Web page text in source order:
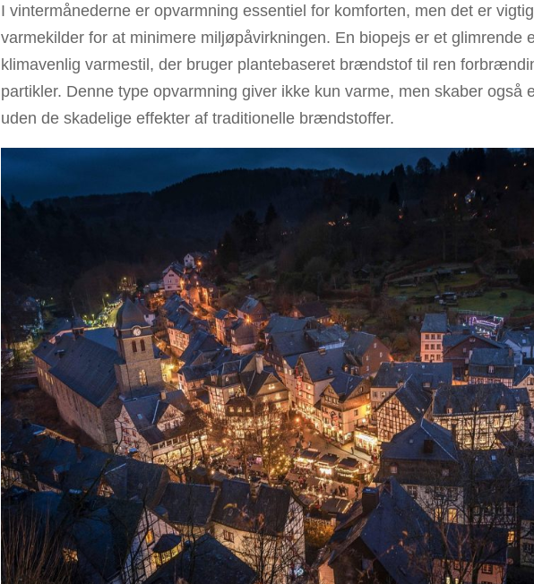
I vintermånederne er opvarmning essentiel for komforten, men det er
varmekilder for at minimere miljøpåvirkningen. En biopejs er et glimrende
klimavenlig varmestil, der bruger plantebaseret brændstof til ren
partikler. Denne type opvarmning giver ikke kun varme, men skaber også
uden de skadelige effekter af traditionelle brændstoffer.